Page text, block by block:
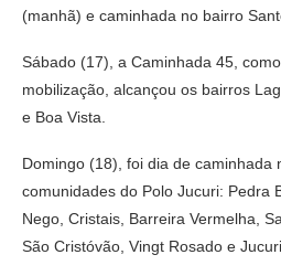
(manhã) e caminhada no bairro
Sábado (17), a Caminhada 45,
mobilização, alcançou os bairros
e Boa Vista.
Domingo (18), foi dia de caminhada
comunidades do Polo Jucuri: Pedra
Nego, Cristais, Barreira Vermelha,
São Cristóvão, Vingt Rosado e Jucuri.